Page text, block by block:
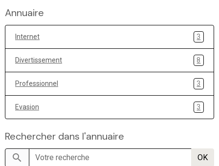
Annuaire
Internet 3
Divertissement 8
Professionnel 3
Evasion 3
Rechercher dans l'annuaire
OK